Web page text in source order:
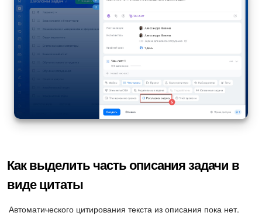
Как выделить часть описания задачи в
виде цитаты
Автоматического цитирования текста из описания пока нет.